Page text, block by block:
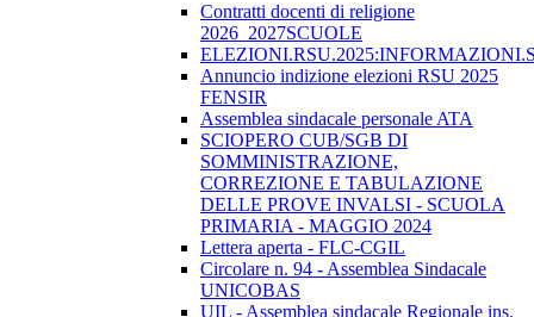
Contratti docenti di religione
2026_2027SCUOLE
Annuncio indizione elezioni RSU 2025
FENSIR
Assemblea sindacale personale ATA
SCIOPERO CUB/SGB DI
SOMMINISTRAZIONE,
CORREZIONE E TABULAZIONE
DELLE PROVE INVALSI - SCUOLA
PRIMARIA - MAGGIO 2024
Lettera aperta - FLC-CGIL
Circolare n. 94 - Assemblea Sindacale
UNICOBAS
UIL - Assemblea sindacale Regionale ins.